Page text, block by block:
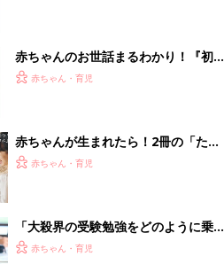
赤ちゃんのお世話まるわかり！『初め
てのひよこクラブ 夏号』〈巻頭大特
赤ちゃん・育児
赤ちゃんが生まれたら！2冊の「たま
ひよ」
赤ちゃん・育児
「大殺界の受験勉強をどのように乗り
切ればよい？」細木かおりさんの人生
赤ちゃん・育児